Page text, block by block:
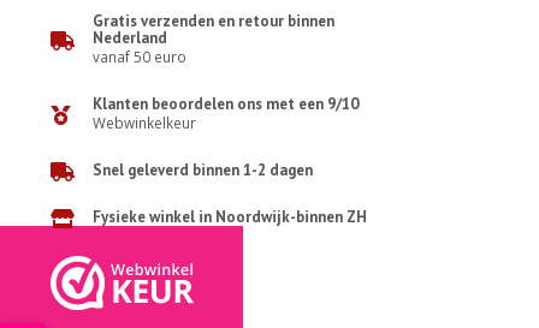
Gratis verzenden en retour binnen
Nederland
vanaf 50 euro
Klanten beoordelen ons met een 9/10
Webwinkelkeur
Snel geleverd binnen 1-2 dagen
Fysieke winkel in Noordwijk-binnen ZH